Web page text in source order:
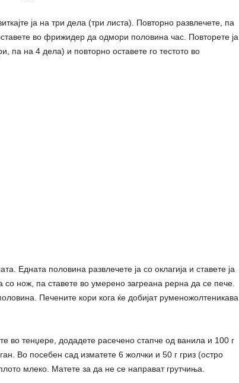
ја на три дела (три листа). Повторно развлечете, па
во фрижидер да одмори половина час. Повторете ја
па на 4 дела) и повторно оставете го тестото во
Едната половина развлечете ја со оклагија и ставете ја
со нож, па ставете во умерено загреана рерна да се пече.
Печените кори кога ќе добијат руменожолтеникава
во тенџере, додадете расечено стапче од ванила и 100 г
Во посебен сад изматете 6 жолчки и 50 г гриз (остро
млеко. Матете за да не се направат грутчиња.